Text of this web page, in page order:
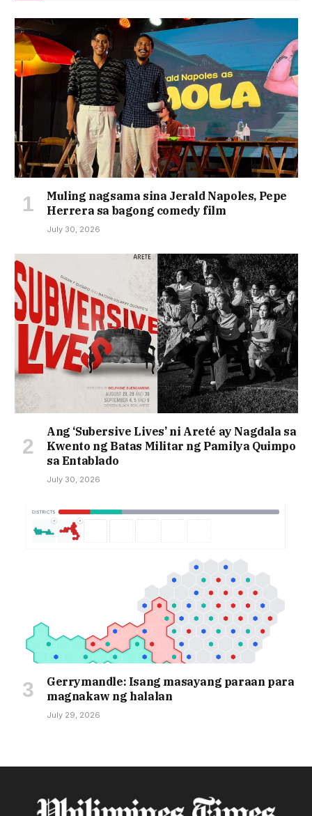
Muling nagsama sina Jerald Napoles, Pepe
Herrera sa bagong comedy film
July 30, 2026
Ang ‘Subersive Lives’ ni Areté ay Nagdala sa
Kwento ng Batas Militar ng Pamilya Quimpo
sa Entablado
July 30, 2026
Gerrymandle: Isang masayang paraan para
magnakaw ng halalan
July 29, 2026